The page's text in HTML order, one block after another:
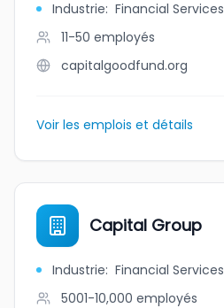
Industrie: Financial Services
11-50 employés
capitalgoodfund.org
Voir les emplois et détails
Capital Group
Industrie: Financial Services
5001-10,000 employés